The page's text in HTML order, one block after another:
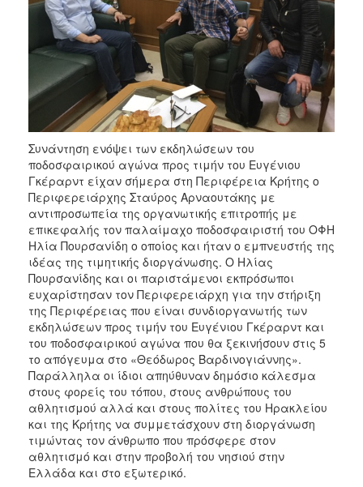
ΠΟΛΙΤΙΣΜΟΣ
ΑΝΘΕΚΤΙΚΗ
Συνάντηση ενόψει των εκδηλώσεων του
ποδοσφαιρικού αγώνα προς τιμήν του Ευγένιου
Γκέραρντ είχαν σήμερα στη Περιφέρεια Κρήτης ο
Περιφερειάρχης Σταύρος Αρναουτάκης με
αντιπροσωπεία της οργανωτικής επιτροπής με
επικεφαλής τον παλαίμαχο ποδοσφαιριστή του ΟΦΗ
Ηλία Πουρσανίδη ο οποίος και ήταν ο εμπνευστής της
ιδέας της τιμητικής διοργάνωσης. Ο Ηλίας
Πουρσανίδης και οι παριστάμενοι εκπρόσωποι
ευχαρίστησαν τον Περιφερειάρχη για την στήριξη
της Περιφέρειας που είναι συνδιοργανωτής των
εκδηλώσεων προς τιμήν του Ευγένιου Γκέραρντ και
του ποδοσφαιρικού αγώνα που θα ξεκινήσουν στις 5
το απόγευμα στο «Θεόδωρος Βαρδινογιάννης».
Παράλληλα οι ίδιοι απηύθυναν δημόσιο κάλεσμα
στους φορείς του τόπου, στους ανθρώπους του
αθλητισμού αλλά και στους πολίτες του Ηρακλείου
και της Κρήτης να συμμετάσχουν στη διοργάνωση
τιμώντας τον άνθρωπο που πρόσφερε στον
αθλητισμό και στην προβολή του νησιού στην
Ελλάδα και στο εξωτερικό.